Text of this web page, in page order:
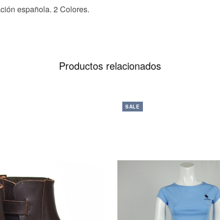
española. 2 Colores.
Productos relacionados
SALE
Este
producto
Las